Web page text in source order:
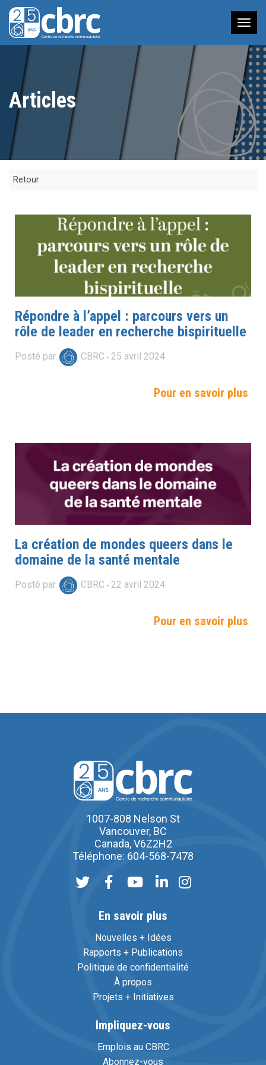
à
Articles
Retour
Répondre à l’appel : parcours vers un
rôle de leader en recherche bispirituelle
Posté par CBRC 25 avril 2024
Pour en savoir plus
La création de mondes queers dans le
domaine de la santé mentale
Posté par CBRC 22 avril 2024
Pour en savoir plus
1007-808 Nelson St
Vancouver, BC
Canada, V6Z2H2
Téléphone: 604-568-7478
En savoir plus
Nouvelles + Idées
Rapports + Publications
Politique de confidentialité
À propos
Projets + Initiatives
Impliquez-vous
Emplois au CBRC
Abonnez-vous